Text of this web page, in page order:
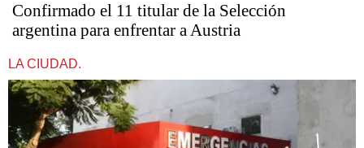
Confirmado el 11 titular de la Selección
argentina para enfrentar a Austria
LA CIUDAD.